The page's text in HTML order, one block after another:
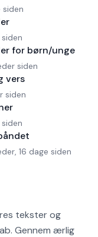
tekster og
Gennem ærlig
siden
for børn/unge
siden
vers
siden
siden
16 dage siden